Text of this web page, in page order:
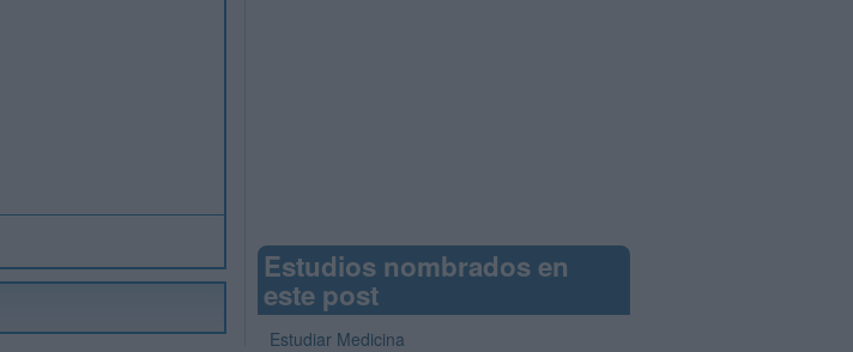
Estudios nombrados en
este post
Estudiar Medicina